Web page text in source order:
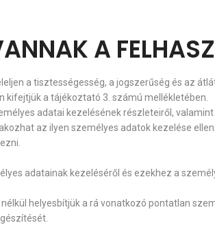
A
a tisztességesség, a jogszerűség és az
kifejtjük a tájékoztató 3. számú mellékletében.
adatai kezelésének részleteiről,
az ilyen személyes adatok kezelése
adatainak kezeléséről és ezekhez a
helyesbítjük a rá vonatkozó pontatlan